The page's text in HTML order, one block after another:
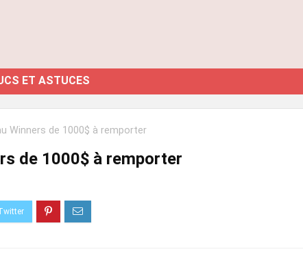
ET ASTUCES
Winners de 1000$ à remporter
de 1000$ à remporter